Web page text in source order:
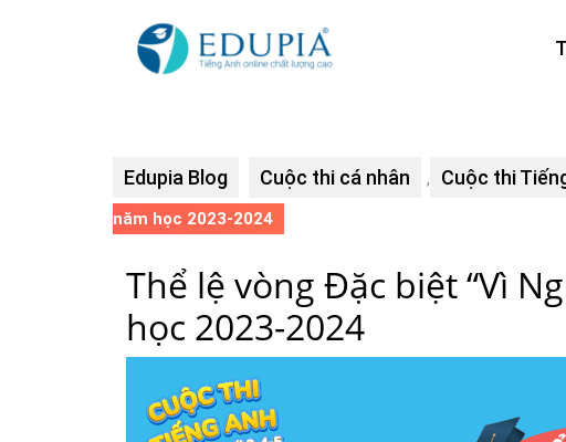
Edupia Blog Cuộc thi cá nhân , Cuộc thi
năm học 2023-2024
Thể lệ vòng Đặc biệt “Vì
học 2023-2024